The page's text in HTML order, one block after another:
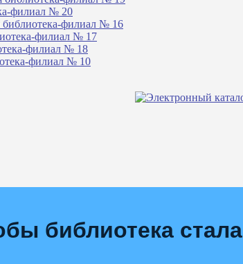
филиал № 20
библиотека-филиал № 16
филиал № 17
филиал № 18
филиал № 10
библиотека стала